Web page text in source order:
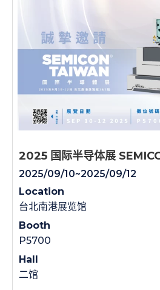
2025 国际半导体展
2025/09/10~2025/09/12
Location
台北南港展览馆
Booth
P5700
Hall
二馆